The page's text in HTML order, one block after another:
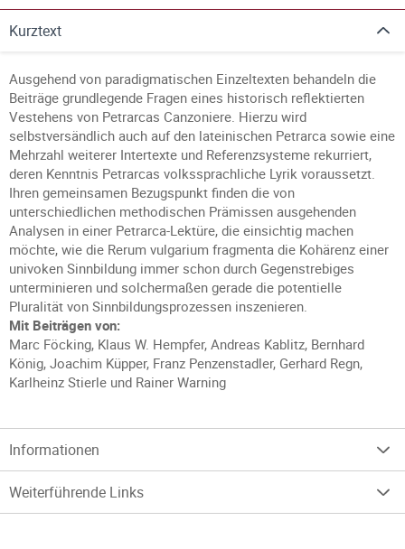
Kurztext
Ausgehend von paradigmatischen Einzeltexten behandeln die
Beiträge grundlegende Fragen eines historisch reflektierten
Vestehens von Petrarcas Canzoniere. Hierzu wird
selbstversändlich auch auf den lateinischen Petrarca sowie eine
Mehrzahl weiterer Intertexte und Referenzsysteme rekurriert,
deren Kenntnis Petrarcas volkssprachliche Lyrik voraussetzt.
Ihren gemeinsamen Bezugspunkt finden die von
unterschiedlichen methodischen Prämissen ausgehenden
Analysen in einer Petrarca-Lektüre, die einsichtig machen
möchte, wie die Rerum vulgarium fragmenta die Kohärenz einer
univoken Sinnbildung immer schon durch Gegenstrebiges
unterminieren und solchermaßen gerade die potentielle
Pluralität von Sinnbildungsprozessen inszenieren.
Mit Beiträgen von:
Marc Föcking, Klaus W. Hempfer, Andreas Kablitz, Bernhard
König, Joachim Küpper, Franz Penzenstadler, Gerhard Regn,
Karlheinz Stierle und Rainer Warning
Informationen
Weiterführende Links